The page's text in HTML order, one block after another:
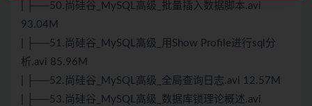
| ├──50.尚硅谷_MySQL高级_批量插入数据脚本.avi
93.04M
| ├──51.尚硅谷_MySQL高级_用Show Profile进行sql分
析.avi 85.96M
| ├──52.尚硅谷_MySQL高级_全局查询日志.avi 12.57M
| ├──53.尚硅谷_MySQL高级_数据库锁理论概述.avi